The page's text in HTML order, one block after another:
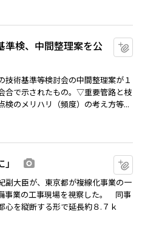
検、中間整理案を公
術基準等検討会の中間整理案が１
合で示されたもの。▽重要管路と枝
メリハリ（頻度）の考え方――等...
大臣が、東京都が複線化事業の一
事業の工事現場を視察した。 同事
心を縦断する形で延長約８.７ｋ